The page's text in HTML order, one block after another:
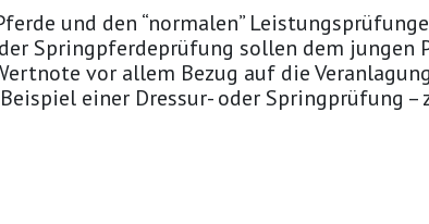
und den “normalen”
Springpferdeprüfung sollen dem jungen
vor allem Bezug auf die
einer Dressur- oder Springprüfung –